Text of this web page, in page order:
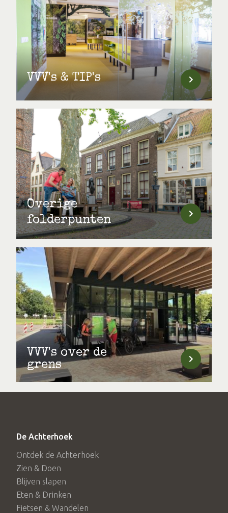
VVV's & TIP's
Overige
folderpunten
VVV's over de
grens
De Achterhoek
Ontdek de Achterhoek
Zien & Doen
Blijven slapen
Eten & Drinken
Fietsen & Wandelen